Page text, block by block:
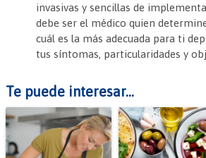
invasivas y sencillas de
debe ser el médico quien
cuál es la más adecuada para ti
tus síntomas, particularidades y
Te puede interesar...